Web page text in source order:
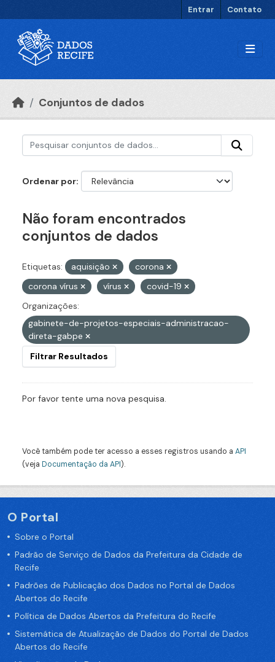
Entrar Contato
Conjuntos de dados
Ordenar por
Não foram encontrados
conjuntos de dados
Etiquetas: aquisição
corona
corona vírus
vírus
covid-19
Organizações:
gabinete-de-projetos-especiais-administracao-
direta-gabpe
Filtrar Resultados
Por favor tente uma nova pesquisa.
Você também pode ter acesso a esses registros usando a API
(veja Documentação da API).
O Portal
Sobre o Portal
Padrão de Serviço de Dados da Prefeitura da Cidade de
Recife
Padrões de Publicação dos Dados no Portal de Dados
Abertos do Recife
Política de Dados Abertos da Prefeitura do Recife
Sistemática de Atualização de Dados do Portal de Dados
Abertos do Recife